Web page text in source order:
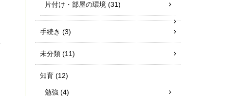
片付け・部屋の環境 (31)
手続き (3)
未分類 (11)
知育 (12)
勉強 (4)